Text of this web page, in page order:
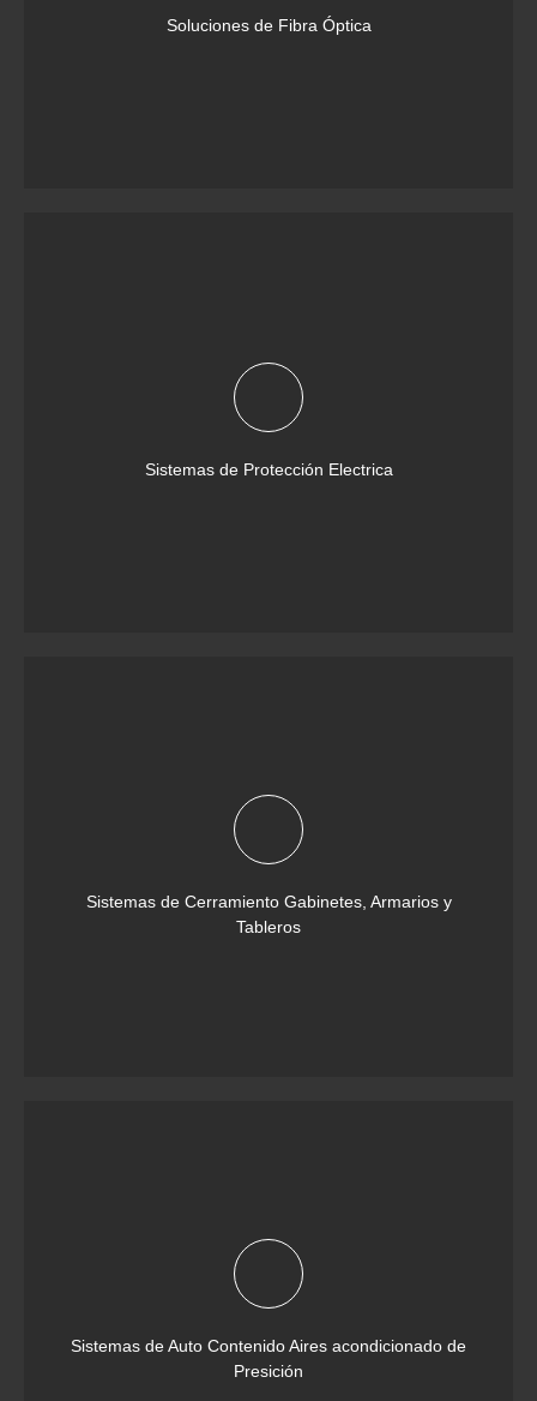
Soluciones de Fibra Óptica
Sistemas de Protección Electrica
Sistemas de Cerramiento Gabinetes, Armarios y
Tableros
Sistemas de Auto Contenido Aires acondicionado de
Presición